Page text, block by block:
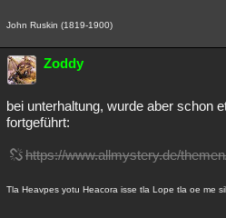
John Ruskin (1819-1900)
Zoddy
bei unterhaltung, wurde aber schon
fortgeführt:
https://www.allmystery.de/
Tla Heavpes yotu Heacora isse tla Lope tla oe me